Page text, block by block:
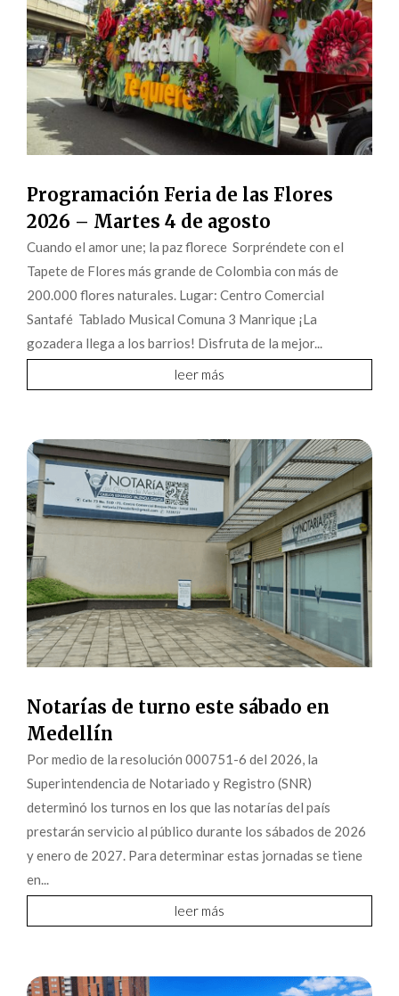
Programación Feria de las Flores
2026 – Martes 4 de agosto
Cuando el amor une; la paz florece Sorpréndete con el
Tapete de Flores más grande de Colombia con más de
200.000 flores naturales. Lugar: Centro Comercial
Santafé Tablado Musical Comuna 3 Manrique ¡La
gozadera llega a los barrios! Disfruta de la mejor...
leer más
Notarías de turno este sábado en
Medellín
Por medio de la resolución 000751-6 del 2026, la
Superintendencia de Notariado y Registro (SNR)
determinó los turnos en los que las notarías del país
prestarán servicio al público durante los sábados de 2026
y enero de 2027. Para determinar estas jornadas se tiene
en...
leer más